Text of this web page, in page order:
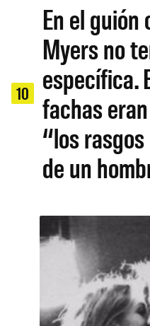
10
En el
Myers no
específica.
fachas
“los
de un